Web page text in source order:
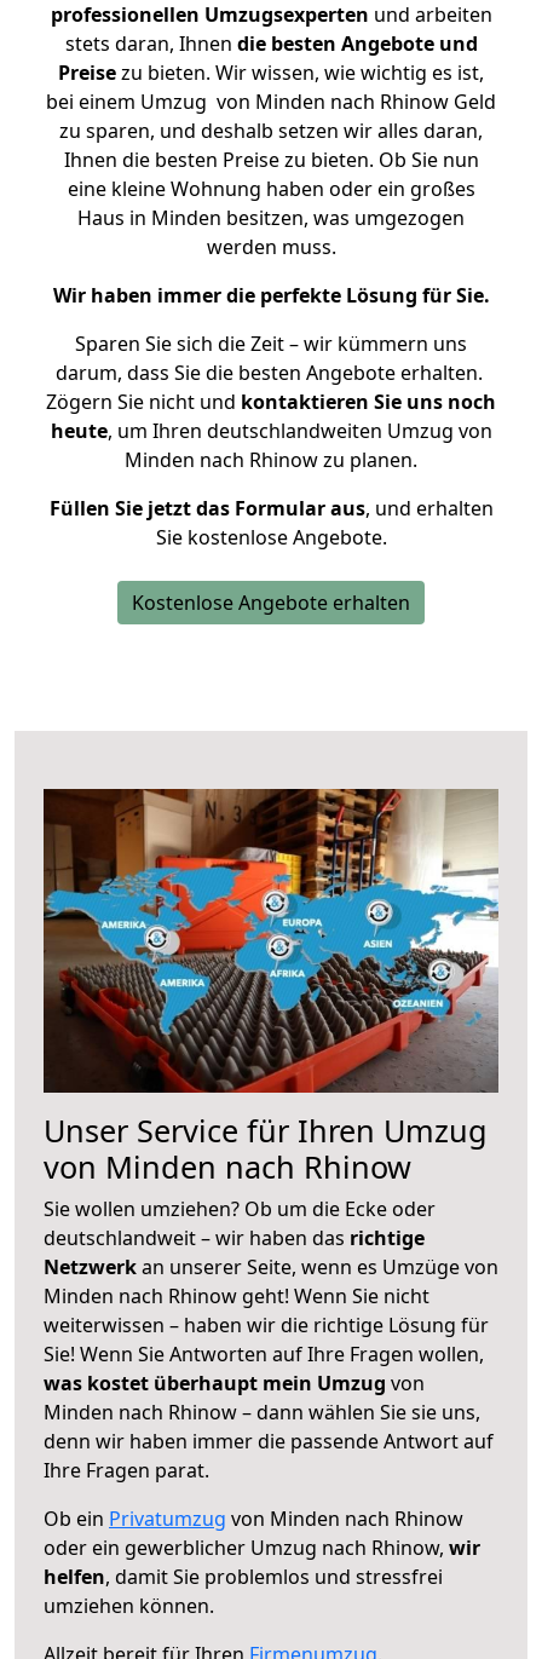
professionellen Umzugsexperten und arbeiten
stets daran, Ihnen die besten Angebote und
Preisezu bieten. Wir wissen, wie wichtig es ist,
bei einem Umzug von Minden nach Rhinow Geld
zu sparen, und deshalb setzen wir alles daran,
Ihnen die besten Preise zu bieten. Ob Sie nun
eine kleine Wohnung haben oder ein großes
Haus in Minden besitzen, was umgezogen
werden muss.
Wir haben immer die perfekte Lösung für Sie.
Sparen Sie sich die Zeit – wir kümmern uns
darum, dass Sie die besten Angebote erhalten.
Zögern Sie nicht und kontaktieren Sie uns noch
heute, um Ihren deutschlandweiten Umzug von
Minden nach Rhinow zu planen.
Füllen Sie jetzt das Formular aus, und erhalten
Sie kostenlose Angebote.
Kostenlose Angebote erhalten
Unser Service für Ihren Umzug
von Minden nach Rhinow
Sie wollen umziehen? Ob um die Ecke oder
deutschlandweit – wir haben das richtige
Netzwerkan unserer Seite, wenn es Umzüge von
Minden nach Rhinow geht! Wenn Sie nicht
weiterwissen – haben wir die richtige Lösung für
Sie! Wenn Sie Antworten auf Ihre Fragen wollen,
was kostet überhaupt mein Umzug von
Minden nach Rhinow – dann wählen Sie sie uns,
denn wir haben immer die passende Antwort auf
Ihre Fragen parat.
Ob ein Privatumzug von Minden nach Rhinow
oder ein gewerblicher Umzug nach Rhinow, wir
helfen, damit Sie problemlos und stressfrei
umziehen können.